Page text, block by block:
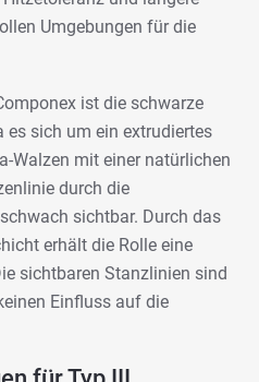
Umgebungen für die
ist die schwarze
es sich um ein extrudiertes
Walzen mit einer natürlichen
durch die
sichtbar. Durch das
erhält die Rolle eine
sichtbaren Stanzlinien sind
Einfluss auf die